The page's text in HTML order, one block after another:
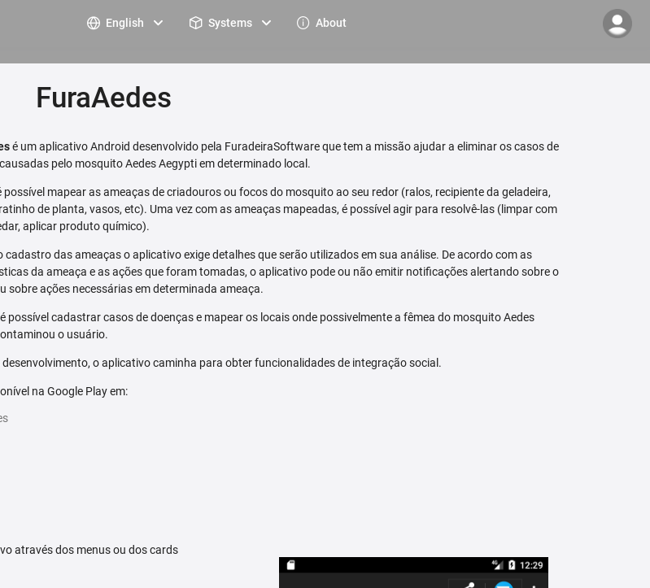
English Systems About
FuraAedes
é um aplicativo Android desenvolvido pela FuradeiraSoftware que tem a missão ajudar a eliminar os casos de
pelo mosquito Aedes Aegypti em determinado local.
possível mapear as ameaças de criadouros ou focos do mosquito ao seu redor (ralos, recipiente da geladeira,
de planta, vasos, etc). Uma vez com as ameaças mapeadas, é possível agir para resolvê-las (limpar com
aplicar produto químico).
cadastro das ameaças o aplicativo exige detalhes que serão utilizados em sua análise. De acordo com as
da ameaça e as ações que foram tomadas, o aplicativo pode ou não emitir notificações alertando sobre o
sobre ações necessárias em determinada ameaça.
possível cadastrar casos de doenças e mapear os locais onde possivelmente a fêmea do mosquito Aedes
o usuário.
desenvolvimento, o aplicativo caminha para obter funcionalidades de integração social.
na Google Play em:
através dos menus ou dos cards